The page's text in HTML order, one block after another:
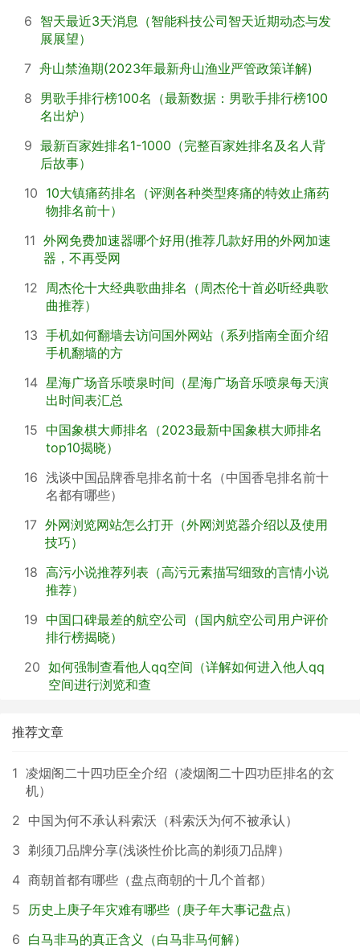
6 智天最近3天消息（智能科技公司智天近期动态与发
展展望）
7 舟山禁渔期(2023年最新舟山渔业严管政策详解)
8 男歌手排行榜100名（最新数据：男歌手排行榜100
名出炉）
9 最新百家姓排名1-1000（完整百家姓排名及名人背
后故事）
10 10大镇痛药排名（评测各种类型疼痛的特效止痛药
物排名前十）
11 外网免费加速器哪个好用(推荐几款好用的外网加速
器，不再受网
12
周杰伦十大经典歌曲排名（周杰伦十首必听经典歌
曲推荐）
13 手机如何翻墙去访问国外网站（系列指南全面介绍
手机翻墙的方
14 星海广场音乐喷泉时间（星海广场音乐喷泉每天演
出时间表汇总
15 中国象棋大师排名（2023最新中国象棋大师排名
top10揭晓）
16 浅谈中国品牌香皂排名前十名（中国香皂排名前十
名都有哪些）
17 外网浏览网站怎么打开（外网浏览器介绍以及使用
技巧）
18 高污小说推荐列表（高污元素描写细致的言情小说
推荐）
19 中国口碑最差的航空公司（国内航空公司用户评价
排行榜揭晓）
20 如何强制查看他人qq空间（详解如何进入他人qq
空间进行浏览和查
推荐文章
1 凌烟阁二十四功臣全介绍（凌烟阁二十四功臣排名的玄
机）
2 中国为何不承认科索沃（科索沃为何不被承认）
3 剃须刀品牌分享(浅谈性价比高的剃须刀品牌）
4 商朝首都有哪些（盘点商朝的十几个首都）
5
历史上庚子年灾难有哪些（庚子年大事记盘点）
6 白马非马的真正含义（白马非马何解）